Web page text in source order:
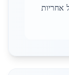
אחריות